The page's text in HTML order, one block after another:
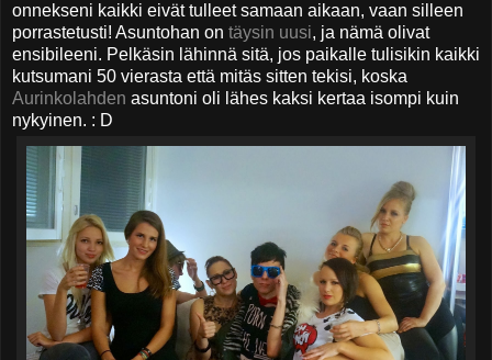
onnekseni kaikki eivät tulleet samaan aikaan, vaan silleen
porrastetusti! Asuntohan on täysin uusi, ja nämä olivat
ensibileeni. Pelkäsin lähinnä sitä, jos paikalle tulisikin kaikki
kutsumani 50 vierasta että mitäs sitten tekisi, koska
Aurinkolahden asuntoni oli lähes kaksi kertaa isompi kuin
nykyinen. : D